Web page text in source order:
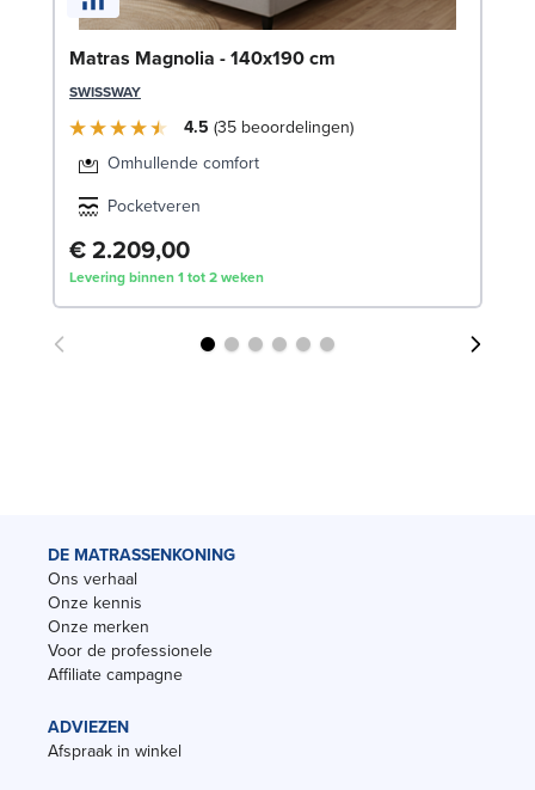
Matras Magnolia - 140x190 cm
SWISSWAY
4.5 35 beoordelingen
Omhullende comfort
Pocketveren
€ 2.209,00
Levering binnen 1 tot 2 weken
DE MATRASSENKONING
Ons verhaal
Onze kennis
Onze merken
Voor de professionele
Affiliate campagne
ADVIEZEN
Afspraak in winkel